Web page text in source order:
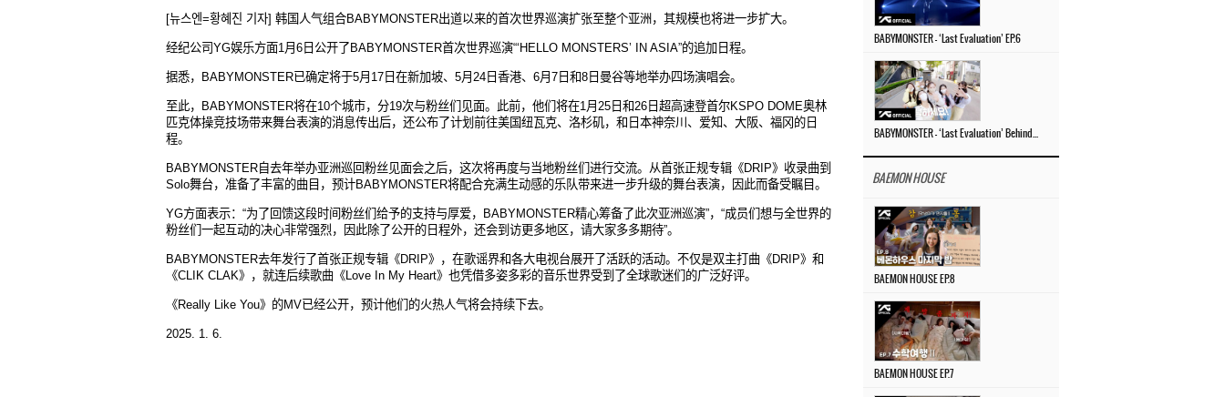
[뉴스엔=황혜진 기자] 韩国人气组合BABYMONSTER出道以来的首次世界巡演扩张至整个亚洲，其规模也将进一步扩大。
经纪公司YG娱乐方面1月6日公开了BABYMONSTER首次世界巡演“‘HELLO MONSTERS’ IN ASIA”的追加日程。
据悉，BABYMONSTER已确定将于5月17日在新加坡、5月24日香港、6月7日和8日曼谷等地举办四场演唱会。
至此，BABYMONSTER将在10个城市，分19次与粉丝们见面。此前，他们将在1月25日和26日超高速登首尔KSPO DOME奥林
匹克体操竞技场带来舞台表演的消息传出后，还公布了计划前往美国纽瓦克、洛杉矶，和日本神奈川、爱知、大阪、福冈的日
程。
BABYMONSTER自去年举办亚洲巡回粉丝见面会之后，这次将再度与当地粉丝们进行交流。从首张正规专辑《DRIP》收录曲到
Solo舞台，准备了丰富的曲目，预计BABYMONSTER将配合充满生动感的乐队带来进一步升级的舞台表演，因此而备受瞩目。
YG方面表示：“为了回馈这段时间粉丝们给予的支持与厚爱，BABYMONSTER精心筹备了此次亚洲巡演”，“成员们想与全世界的
粉丝们一起互动的决心非常强烈，因此除了公开的日程外，还会到访更多地区，请大家多多期待”。
BABYMONSTER去年发行了首张正规专辑《DRIP》，在歌谣界和各大电视台展开了活跃的活动。不仅是双主打曲《DRIP》和
《CLIK CLAK》，就连后续歌曲《Love In My Heart》也凭借多姿多彩的音乐世界受到了全球歌迷们的广泛好评。
《Really Like You》的MV已经公开，预计他们的火热人气将会持续下去。
2025. 1. 6.
BABYMONSTER – ‘Last Evaluation’ EP.6
BAEMON HOUSE
BAEMON HOUSE EP.8
BAEMON HOUSE EP.7